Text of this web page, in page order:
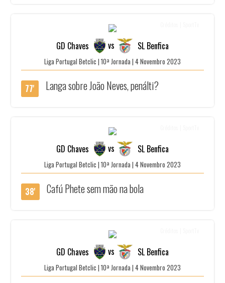
GD Chaves vs SL Benfica
Liga Portugal Betclic | 10ª Jornada | 4 Novembro 2023
77' Langa sobre João Neves, penálti?
GD Chaves vs SL Benfica
Liga Portugal Betclic | 10ª Jornada | 4 Novembro 2023
38' Cafú Phete sem mão na bola
GD Chaves vs SL Benfica
Liga Portugal Betclic | 10ª Jornada | 4 Novembro 2023